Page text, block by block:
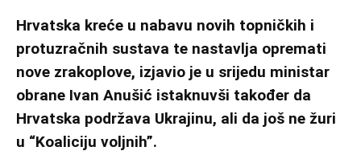
Hrvatska kreće u nabavu novih topničkih i
protuzračnih sustava te nastavlja opremati
nove zrakoplove, izjavio je u srijedu ministar
obrane Ivan Anušić istaknuvši također da
Hrvatska podržava Ukrajinu, ali da još ne žuri
u “Koaliciju voljnih”.